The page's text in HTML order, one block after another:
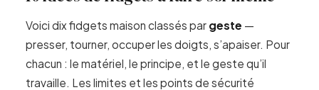
Voici dix fidgets maison classés par geste —
presser, tourner, occuper les doigts, s’apaiser. Pour
chacun : le matériel, le principe, et le geste qu’il
travaille. Les limites et les points de sécurité